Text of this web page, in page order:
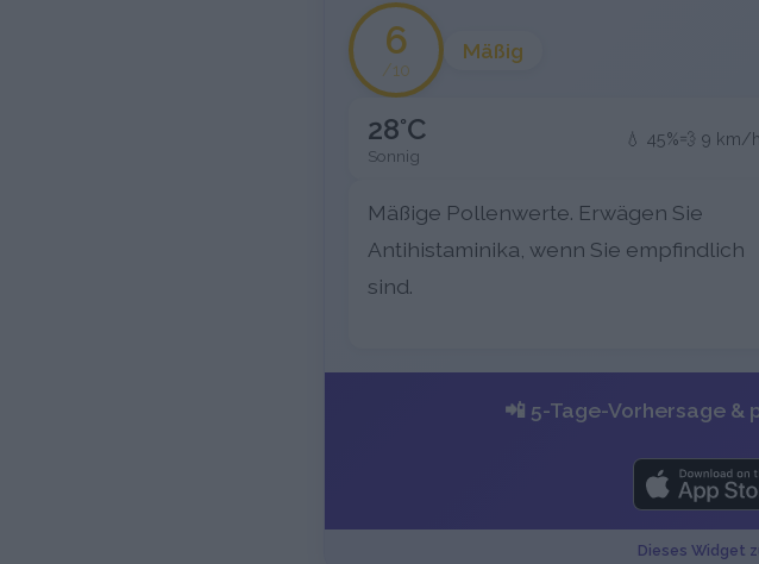
6
/10
Mäßig
28°C
Sonnig
💧 45%💨 9 km/h
Mäßige Pollenwerte. Erwägen Sie
Antihistaminika, wenn Sie empfindlich
sind.
📲 5-Tage-Vorhersage &
Dieses Widget